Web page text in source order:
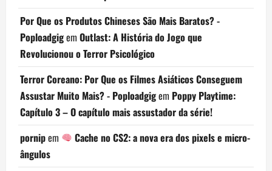
Por Que os Produtos Chineses São Mais Baratos? -
Poploadgigem Outlast: A História do Jogo que
Revolucionou o Terror Psicológico
Terror Coreano: Por Que os Filmes Asiáticos Conseguem
Assustar Muito Mais? - Poploadgigem Poppy Playtime:
Capítulo 3 – O capítulo mais assustador da série!
pornipem
Cache no CS2: a nova era dos pixels e micro-
ângulos